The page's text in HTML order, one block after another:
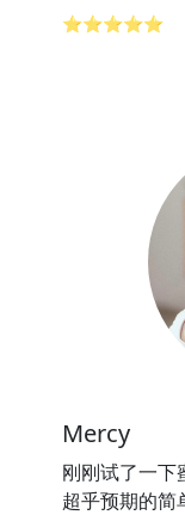
⭐⭐⭐⭐⭐
Mercy
刚刚试了一
超乎预期的简